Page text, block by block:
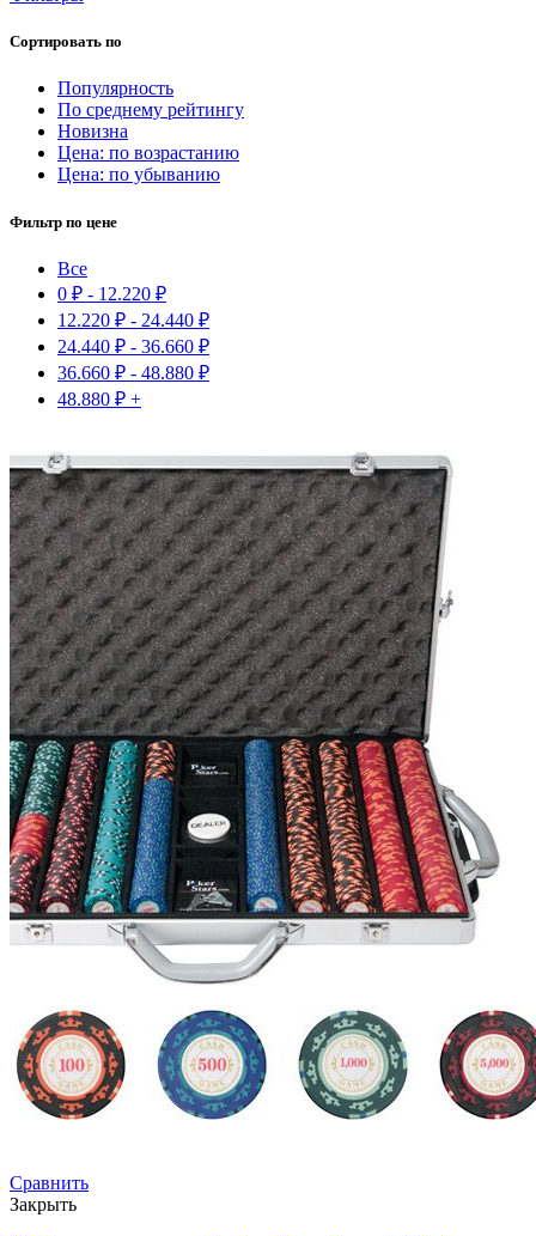
Сортировать по
Популярность
По среднему рейтингу
Новизна
Цена: по возрастанию
Цена: по убыванию
Фильтр по цене
Все
0 ₽ - 12.220 ₽
12.220 ₽ - 24.440 ₽
24.440 ₽ - 36.660 ₽
36.660 ₽ - 48.880 ₽
48.880 ₽ +
Сравнить
Закрыть